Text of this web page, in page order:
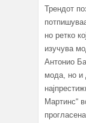
Трендот
но ретко
изучува
Антонио
мода, но и
Мартинс“